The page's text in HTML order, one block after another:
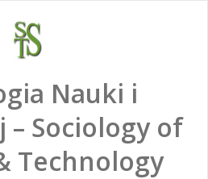
Nauki i
Sociology of
Technology